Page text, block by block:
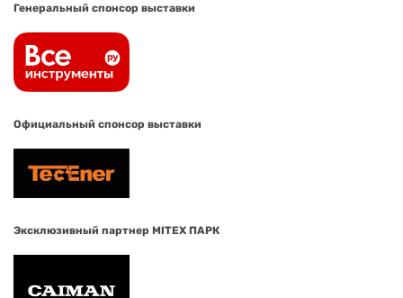
Генеральный спонсор выставки
Официальный спонсор выставки
Эксклюзивный партнер MITEX ПАРК